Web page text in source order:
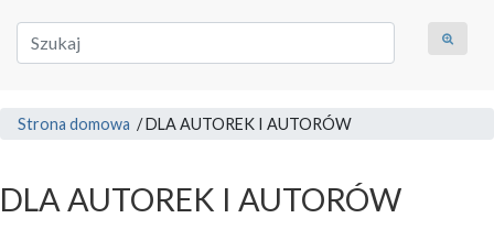
Strona domowa /DLA AUTOREK I AUTORÓW
DLA AUTOREK I AUTORÓW